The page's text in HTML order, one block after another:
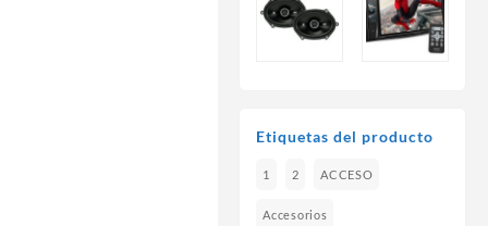
Etiquetas del producto
1 2 ACCESO
Accesorios